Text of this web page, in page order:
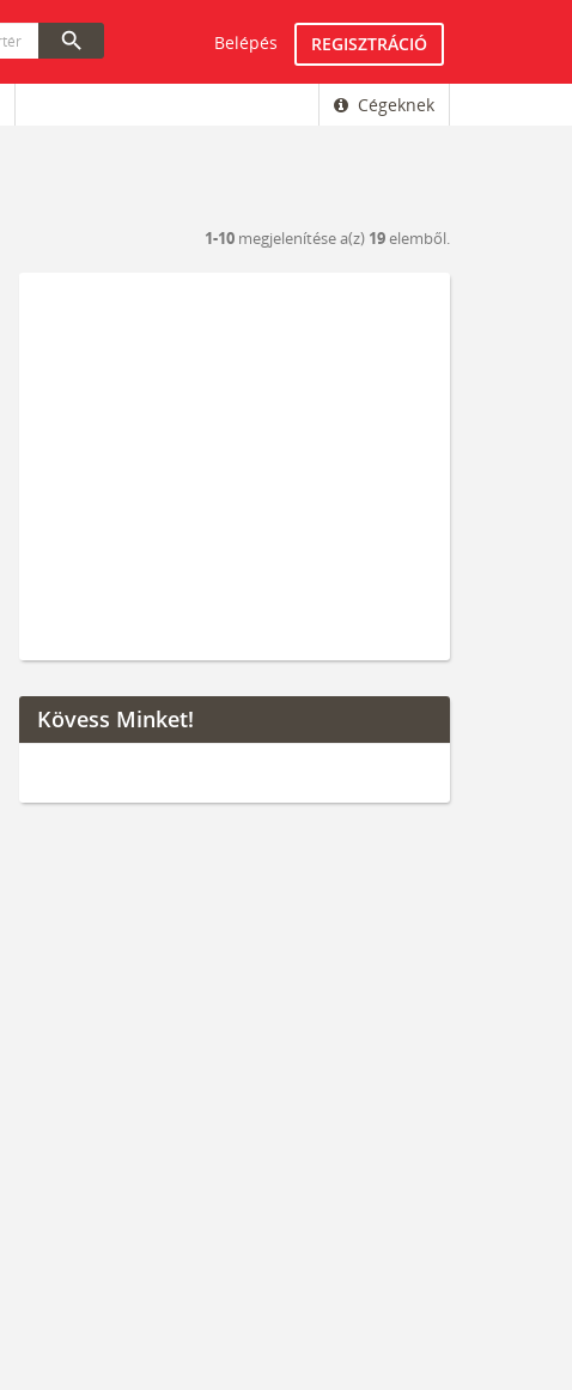
search Belépés REGISZTRÁCIÓ
Cégeknek
1-10 megjelenítése a(z) 19elemből.
Kövess Minket!